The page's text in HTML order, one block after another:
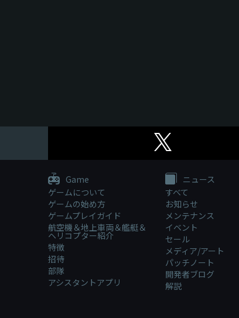
Game
ゲームについて
ゲームの始め方
ゲームプレイガイド
航空機＆地上車両＆艦艇＆
ヘリコプター紹介
特徴
招待
部隊
アシスタントアプリ
ニュース
すべて
お知らせ
メンテナンス
イベント
セール
メディア/アート
パッチノート
開発者ブログ
解説